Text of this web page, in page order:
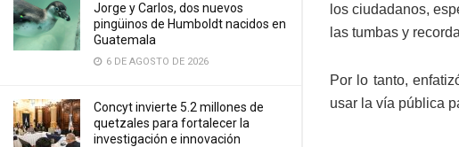
Jorge y Carlos, dos nuevos
pingüinos de Humboldt nacidos en
Guatemala
6 DE AGOSTO DE 2026
Concyt invierte 5.2 millones de
quetzales para fortalecer la
investigación e innovación
los ciudadanos,
las tumbas y
Por lo tanto,
usar la vía pública